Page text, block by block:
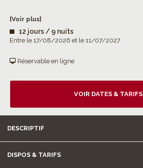
[Voir plus]
12 jours / 9 nuits
Entre le 17/08/2026 et le 11/07/2027
Réservable en ligne
VOIR DATES & TARIFS
DESCRIPTIF
DISPOS & TARIFS